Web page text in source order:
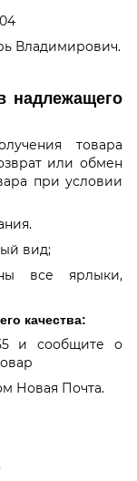
Владимирович.
надлежащего
товара
или обмен
при условии
вид;
все ярлыки,
качества:
и сообщите о
Новая Почта.